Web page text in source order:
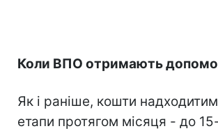
Коли ВПО отримають
Як і раніше, кошти
етапи протягом місяця - до